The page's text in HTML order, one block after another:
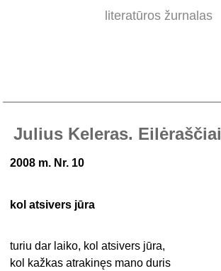
literatūros žurnalas
Julius Keleras. Eilėraščiai
2008 m. Nr. 10
kol atsivers jūra
turiu dar laiko, kol atsivers jūra,
kol kažkas atrakinęs mano duris